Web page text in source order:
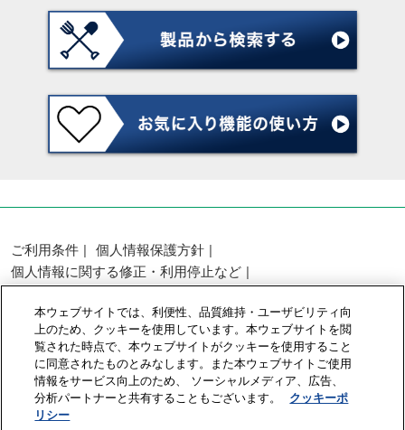
ご利用条件
個人情報保護方針
個人情報に関する修正・利用停止など
展示会・セミナー参加ポリシー
カスタマーハラスメントに対する基本方針
クッキーポリシー
クッキーの設定
Copyright © RX Japan GK
本ウェブサイトでは、利便性、品質維持・ユーザビリティ向
上のため、クッキーを使用しています。本ウェブサイトを閲
覧された時点で、本ウェブサイトがクッキーを使用すること
に同意されたものとみなします。また本ウェブサイトご使用
情報をサービス向上のため、 ソーシャルメディア、広告、
分析パートナーと共有することもございます。
クッキーポ
リシー